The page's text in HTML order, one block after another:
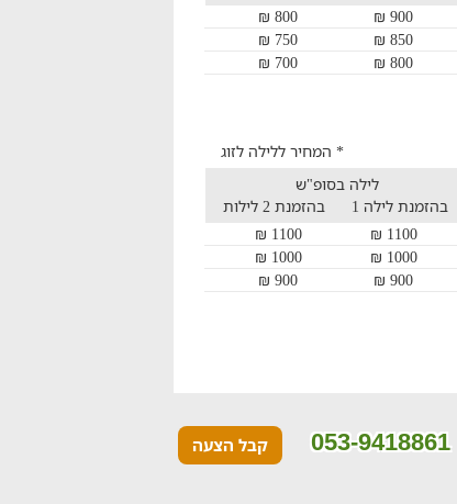
900 ₪
800 ₪
850 ₪
750 ₪
800 ₪
700 ₪
* המחיר ללילה לזוג
לילה בסופ"ש
בהזמנת לילה 1
בהזמנת 2 לילות
1100 ₪
1100 ₪
1000 ₪
1000 ₪
900 ₪
900 ₪
קבל הצעה